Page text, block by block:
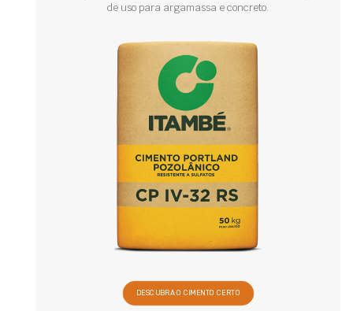
de uso para argamassa e concreto.
DESCUBRA O CIMENTO CERTO